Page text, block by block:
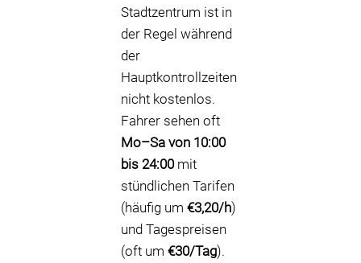
Stadtzentrum ist in
der Regel während
der
Hauptkontrollzeiten
nicht kostenlos.
Fahrer sehen oft
Mo–Sa von 10:00
bis 24:00mit
stündlichen Tarifen
(häufig um €3,20/h)
und Tagespreisen
(oft um €30/Tag).